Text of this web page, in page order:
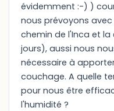
évidemment :-) )
nous prévoyons
chemin de l'Inca et la
jours), aussi nous
nécessaire à
couchage. A quelle
pour nous être
l'humidité ?